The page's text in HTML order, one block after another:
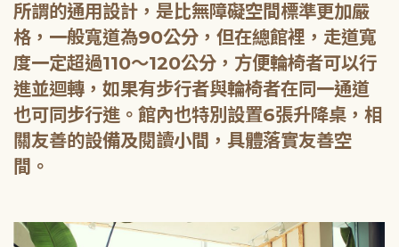
所謂的通用設計，是比無障礙空間標準更加嚴
格，一般寬道為90公分，但在總館裡，走道寬
度一定超過110～120公分，方便輪椅者可以行
進並迴轉，如果有步行者與輪椅者在同一通道
也可同步行進。館內也特別設置6張升降桌，相
關友善的設備及閱讀小間，具體落實友善空
間。